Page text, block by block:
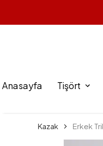
Anasayfa Tişört
Kazak Erkek